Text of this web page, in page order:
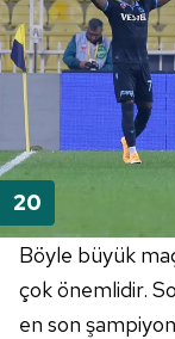
Böyle büyük
çok önemlidir.
en son